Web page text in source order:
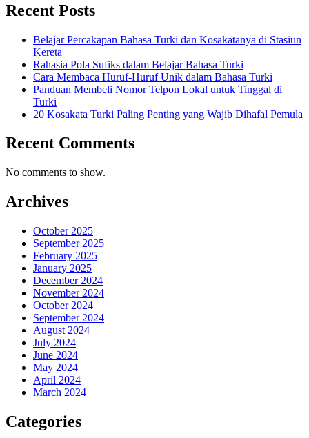
Recent Posts
Belajar Percakapan Bahasa Turki dan Kosakatanya di Stasiun
Kereta
Rahasia Pola Sufiks dalam Belajar Bahasa Turki
Cara Membaca Huruf-Huruf Unik dalam Bahasa Turki
Panduan Membeli Nomor Telpon Lokal untuk Tinggal di
Turki
20 Kosakata Turki Paling Penting yang Wajib Dihafal Pemula
Recent Comments
No comments to show.
Archives
October 2025
September 2025
February 2025
January 2025
December 2024
November 2024
October 2024
September 2024
August 2024
July 2024
June 2024
May 2024
April 2024
March 2024
Categories